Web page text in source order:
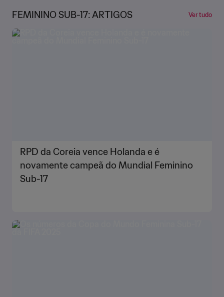
FEMININO SUB-17: ARTIGOS Ver tudo
RPD da Coreia vence Holanda e é
novamente campeã do Mundial Feminino
Sub-17